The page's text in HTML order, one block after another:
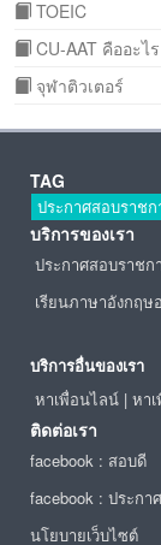
TOEIC
CU-AAT คืออะไร
จุฬาติวเตอร์
TAG
ประกาศสอบราชก
บริการของเรา
ประกาศสอบราชก
เรียนภาษาอังกฤ
บริการอื่นของเรา
หาเพื่อนไลน์ | หา
ติดต่อเรา
facebook : สอบดี
facebook : ประกา
นโยบายเว็บไซต์